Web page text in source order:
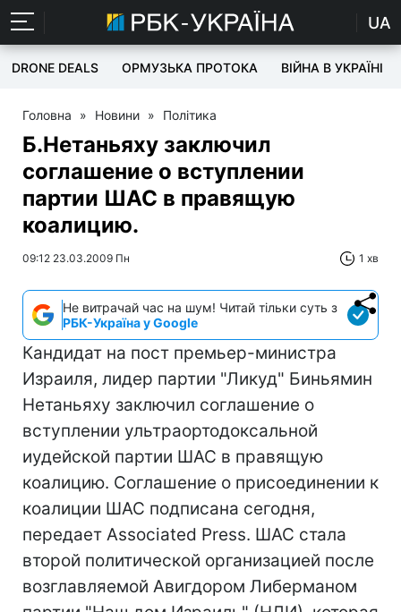
UA
DRONE DEALS ОРМУЗЬКА ПРОТОКА ВІЙНА В УКРАЇНІ
Головна » Новини » Політика
Б.Нетаньяху заключил
соглашение о вступлении
партии ШАС в правящую
коалицию.
09:12 23.03.2009 Пн 1 хв
Не витрачай час на шум! Читай тільки суть з
РБК-Україна у Google
Кандидат на пост премьер-министра
Израиля, лидер партии "Ликуд" Биньямин
Нетаньяху заключил соглашение о
вступлении ультраортодоксальной
иудейской партии ШАС в правящую
коалицию. Соглашение о присоединении к
коалиции ШАС подписана сегодня,
передает Associated Press. ШАС стала
второй политической организацией после
возглавляемой Авигдором Либерманом